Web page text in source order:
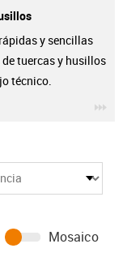
y sencillas
tuercas y husillos
técnico.
Mosaico